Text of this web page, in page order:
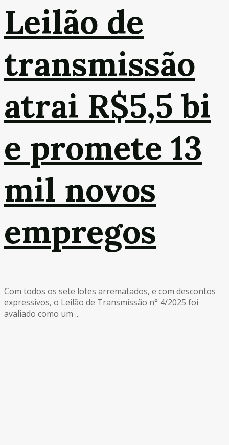
Leilão de
transmissão
atrai R$5,5 bi
e promete 13
mil novos
empregos
Com todos os sete lotes arrematados, e com descontos
expressivos, o Leilão de Transmissão n° 4/2025 foi
avaliado como um ...